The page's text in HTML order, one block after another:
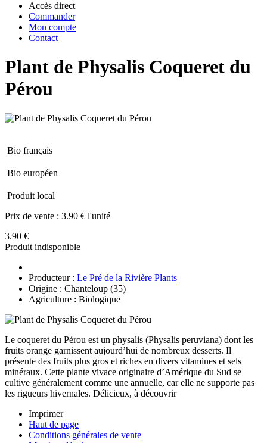
Accès direct
Commander
Mon compte
Contact
Plant de Physalis Coqueret du
Pérou
Bio français
Bio européen
Produit local
Prix de vente : 3.90 € l'unité
3.90 €
Produit indisponible
Producteur : Le Pré de la Rivière Plants
Origine : Chanteloup (35)
Agriculture : Biologique
Le coqueret du Pérou est un physalis (Physalis peruviana) dont les
fruits orange garnissent aujourd’hui de nombreux desserts. Il
présente des fruits plus gros et riches en divers vitamines et sels
minéraux. Cette plante vivace originaire d’Amérique du Sud se
cultive généralement comme une annuelle, car elle ne supporte pas
les rigueurs hivernales. Délicieux, à découvrir
Imprimer
Haut de page
Conditions générales de vente